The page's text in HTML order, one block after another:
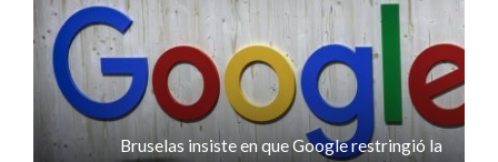
Bruselas insiste en que Google restringió la